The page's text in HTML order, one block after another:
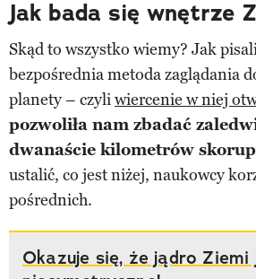
Jak bada się wnętrze
Skąd to wszystko wiemy? Jak
bezpośrednia metoda zaglądania
planety – czyliwiercenie w niej
pozwoliła nam zbadać
dwanaście kilometrów
ustalić, co jest niżej, naukowcy
pośrednich.
Okazuje się, że jądro Ziemi